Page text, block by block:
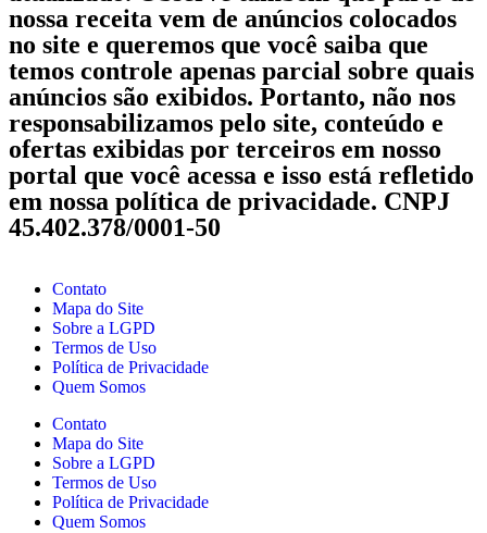
nossa receita vem de anúncios colocados
no site e queremos que você saiba que
temos controle apenas parcial sobre quais
anúncios são exibidos. Portanto, não nos
responsabilizamos pelo site, conteúdo e
ofertas exibidas por terceiros em nosso
portal que você acessa e isso está refletido
em nossa política de privacidade. CNPJ
45.402.378/0001-50
Contato
Mapa do Site
Sobre a LGPD
Termos de Uso
Política de Privacidade
Quem Somos
Contato
Mapa do Site
Sobre a LGPD
Termos de Uso
Política de Privacidade
Quem Somos